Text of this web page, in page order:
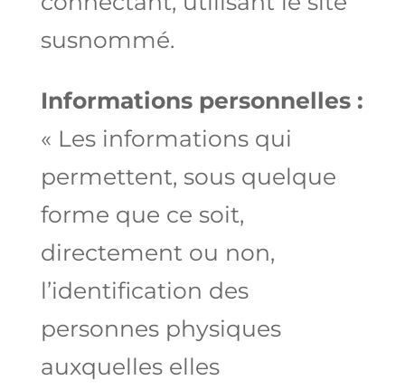
susnommé.
Informations personnelles :
« Les informations qui
permettent, sous quelque
forme que ce soit,
directement ou non,
l’identification des
personnes physiques
auxquelles elles